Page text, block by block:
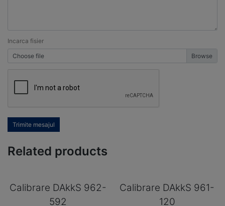
Incarca fisier
Choose file
Trimite mesajul
Related products
Calibrare DAkkS 962-
592
Calibrare DAkkS 961-
120